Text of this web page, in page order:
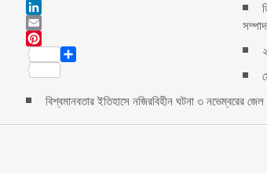
Twitter
LinkedIn
Email
Pinterest
বিশ্বমানবতার ইতিহাসে নজিরবিহীন ঘটনা ৩ নভেম্বরের